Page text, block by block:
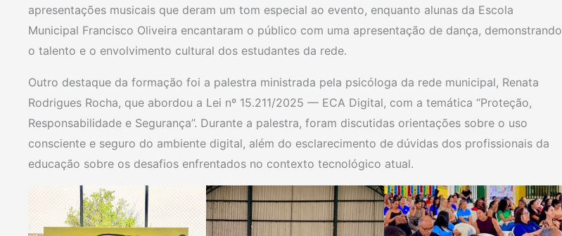
apresentações musicais que deram um tom especial ao evento, enquanto alunas da Escola
Municipal Francisco Oliveira encantaram o público com uma apresentação de dança, demonstrando
o talento e o envolvimento cultural dos estudantes da rede.
Outro destaque da formação foi a palestra ministrada pela psicóloga da rede municipal, Renata
Rodrigues Rocha, que abordou a Lei nº 15.211/2025 — ECA Digital, com a temática “Proteção,
Responsabilidade e Segurança”. Durante a palestra, foram discutidas orientações sobre o uso
consciente e seguro do ambiente digital, além do esclarecimento de dúvidas dos profissionais da
educação sobre os desafios enfrentados no contexto tecnológico atual.